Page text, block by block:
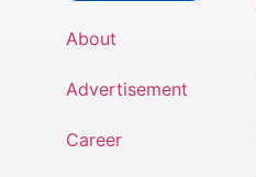
About
Advertisement
Career